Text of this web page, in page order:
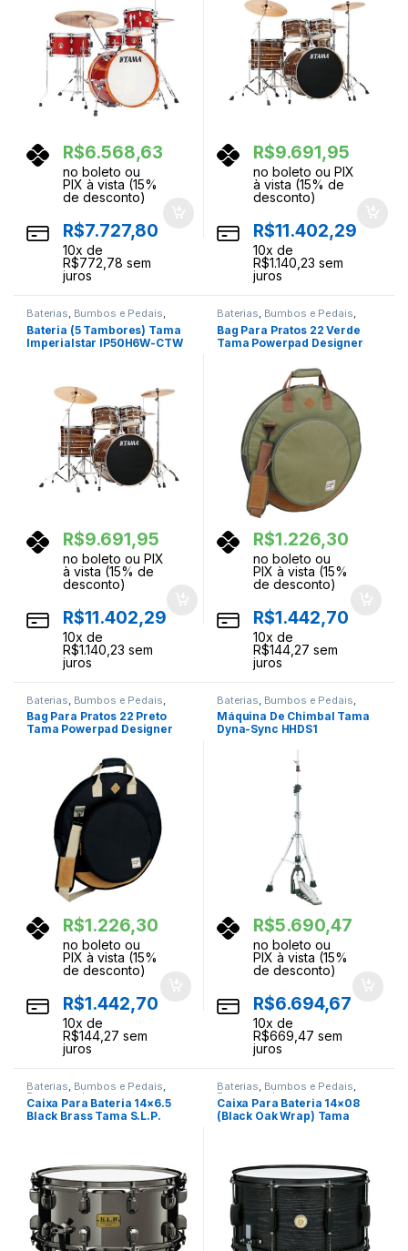
R$6.568,63
no boleto ou
PIX à vista (15%
de desconto)
R$7.727,80
10x de
R$772,78 sem
juros
R$9.691,95
no boleto ou PIX
à vista (15% de
desconto)
R$11.402,29
10x de
R$1.140,23 sem
juros
Baterias, Bumbos e Pedais,
Ferragens, Instrumentos
Musicais,Percussao
Bateria (5 Tambores) Tama
Imperialstar IP50H6W-CTW
R$9.691,95
no boleto ou PIX
à vista (15% de
desconto)
R$11.402,29
10x de
R$1.140,23 sem
juros
Baterias, Bumbos e Pedais,
Ferragens ,Instrumentos
Musicais, Percussao
Bag Para Pratos 22 Verde
Tama Powerpad Designer
R$1.226,30
no boleto ou
PIX à vista (15%
de desconto)
R$1.442,70
10x de
R$144,27 sem
juros
Baterias Bumbos e Pedais
Ferragens ,Instrumentos
Musicais, Percussao
Bag Para Pratos 22 Preto
Tama Powerpad Designer
R$1.226,30
no boleto ou
PIX à vista (15%
de desconto)
R$1.442,70
10x de
R$144,27 sem
juros
Baterias Bumbos e Pedais
Ferragens ,Instrumentos
Musicais, Percussao
Máquina De Chimbal Tama
Dyna-Sync HHDS1
R$5.690,47
no boleto ou
PIX à vista (15%
de desconto)
R$6.694,67
10x de
R$669,47 sem
juros
Baterias, Bumbos e Pedais,
Ferragens Instrumentos
Musicais,Percussao
Caixa Para Bateria 14×6.5
Black Brass Tama S.L.P.
Baterias, Bumbos e Pedais,
Ferragens Instrumentos
Musicais,Percussao
Caixa Para Bateria 14×08
(Black Oak Wrap) Tama